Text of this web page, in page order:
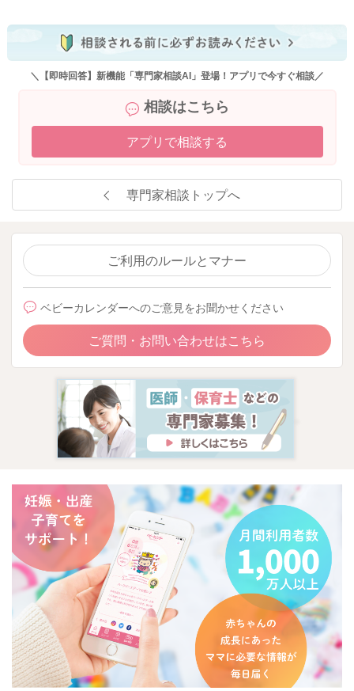
＼【即時回答】新機能「専門家相談AI」登場！アプリで今すぐ相談／
相談はこちら
アプリで相談する
専門家相談トップへ
ご利用のルールとマナー
ベビーカレンダーへのご意見をお聞かせください
ご質問・お問い合わせはこちら